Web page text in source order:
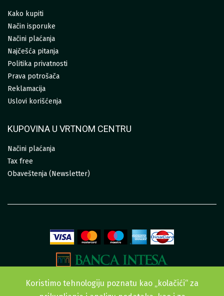
Kako kupiti
Način isporuke
Načini plaćanja
Najčešća pitanja
Politika privatnosti
Prava potrošača
Reklamacija
Uslovi korišćenja
KUPOVINA U VRTNOM CENTRU
Načini plaćanja
Tax free
Obaveštenja (Newsletter)
Koristimo tehnologiju poznatu kao „kolačići“ za